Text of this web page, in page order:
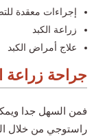
إجراءات معقدة
زراعة الكبد
علاج أمراض الكبد
جراحة زراعة
فمن السهل جدا
راستوجي من خلال